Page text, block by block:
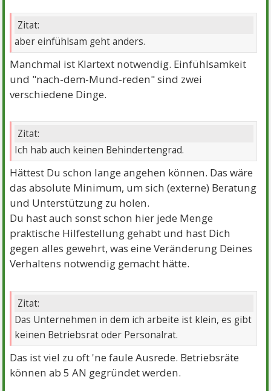
Zitat:
aber einfühlsam geht anders.
Manchmal ist Klartext notwendig. Einfühlsamkeit
und "nach-dem-Mund-reden" sind zwei
verschiedene Dinge.
Zitat:
Ich hab auch keinen Behindertengrad.
Hättest Du schon lange angehen können. Das wäre
das absolute Minimum, um sich (externe) Beratung
und Unterstützung zu holen.
Du hast auch sonst schon hier jede Menge
praktische Hilfestellung gehabt und hast Dich
gegen alles gewehrt, was eine Veränderung Deines
Verhaltens notwendig gemacht hätte.
Zitat:
Das Unternehmen in dem ich arbeite ist klein, es gibt
keinen Betriebsrat oder Personalrat.
Das ist viel zu oft 'ne faule Ausrede. Betriebsräte
können ab 5 AN gegründet werden.